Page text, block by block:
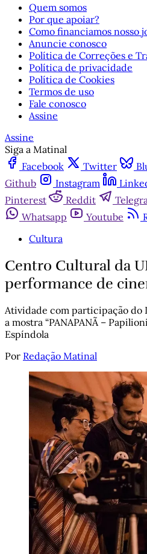
Quem somos
Por que apoiar?
Como financiamos nosso
Anuncie conosco
Política de Correções e
Política de privacidade
Política de Cookies
Termos de uso
Fale conosco
Assine
Assine
Siga a Matinal
Facebook
Twitter
Github
Instagram
Pinterest
Reddit
Whatsapp
Youtube
Cultura
Centro Cultural da
performance de
Atividade com participação do
a mostra “PANAPANÃ –
Espíndola
Por Redação Matinal